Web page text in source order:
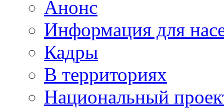
Анонс
Информация для
Кадры
В территориях
Национальный